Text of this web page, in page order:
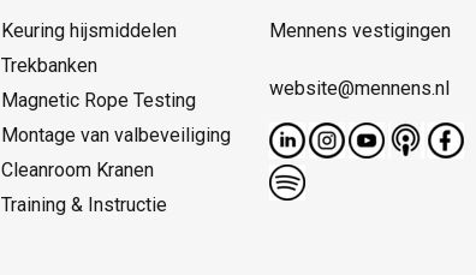
Keuring hijsmiddelen
Trekbanken
Magnetic Rope Testing
Montage van valbeveiliging
Cleanroom Kranen
Training & Instructie
Mennens vestigingen
website@mennens.nl